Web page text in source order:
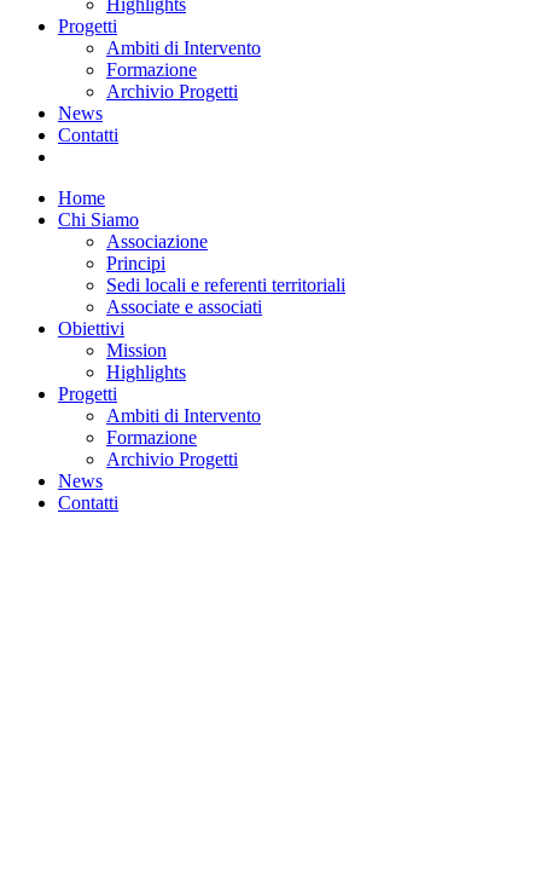
Highlights
Progetti
Ambiti di Intervento
Formazione
Archivio Progetti
News
Contatti
Home
Chi Siamo
Associazione
Principi
Sedi locali e referenti territoriali
Associate e associati
Obiettivi
Mission
Highlights
Progetti
Ambiti di Intervento
Formazione
Archivio Progetti
News
Contatti